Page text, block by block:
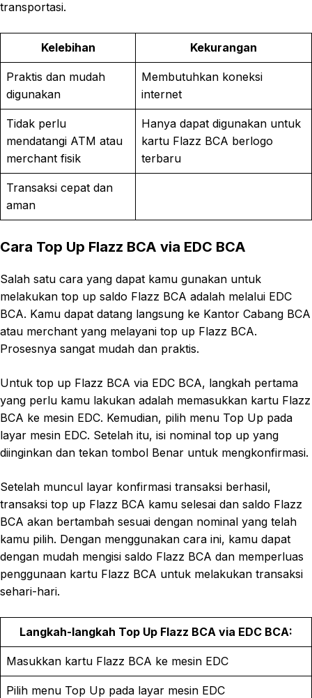
transportasi.
Kelebihan Kekurangan
Praktis dan mudah
digunakan
Membutuhkan koneksi
internet
Tidak perlu
mendatangi ATM atau
merchant fisik
Hanya dapat digunakan untuk
kartu Flazz BCA berlogo
terbaru
Transaksi cepat dan
aman
Cara Top Up Flazz BCA via EDC BCA
Salah satu cara yang dapat kamu gunakan untuk
melakukan top up saldo Flazz BCA adalah melalui EDC
BCA. Kamu dapat datang langsung ke Kantor Cabang BCA
atau merchant yang melayani top up Flazz BCA.
Prosesnya sangat mudah dan praktis.
Untuk top up Flazz BCA via EDC BCA, langkah pertama
yang perlu kamu lakukan adalah memasukkan kartu Flazz
BCA ke mesin EDC. Kemudian, pilih menu Top Up pada
layar mesin EDC. Setelah itu, isi nominal top up yang
diinginkan dan tekan tombol Benar untuk mengkonfirmasi.
Setelah muncul layar konfirmasi transaksi berhasil,
transaksi top up Flazz BCA kamu selesai dan saldo Flazz
BCA akan bertambah sesuai dengan nominal yang telah
kamu pilih. Dengan menggunakan cara ini, kamu dapat
dengan mudah mengisi saldo Flazz BCA dan memperluas
penggunaan kartu Flazz BCA untuk melakukan transaksi
sehari-hari.
Langkah-langkah Top Up Flazz BCA via EDC BCA:
Masukkan kartu Flazz BCA ke mesin EDC
Pilih menu Top Up pada layar mesin EDC